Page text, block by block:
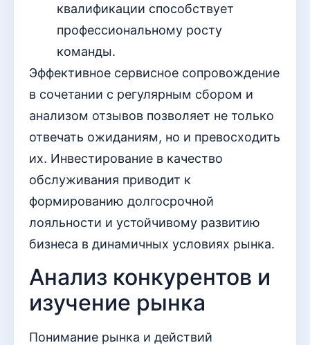
квалификации способствует
профессиональному росту
команды.
Эффективное сервисное сопровождение
в сочетании с регулярным сбором и
анализом отзывов позволяет не только
отвечать ожиданиям, но и превосходить
их. Инвестирование в качество
обслуживания приводит к
формированию долгосрочной
лояльности и устойчивому развитию
бизнеса в динамичных условиях рынка.
Анализ конкурентов и
изучение рынка
Понимание рынка и действий